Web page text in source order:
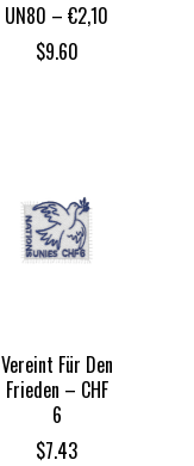
UN80 – €2,10
$9.60
Vereint Für Den
Frieden – CHF
6
$7.43